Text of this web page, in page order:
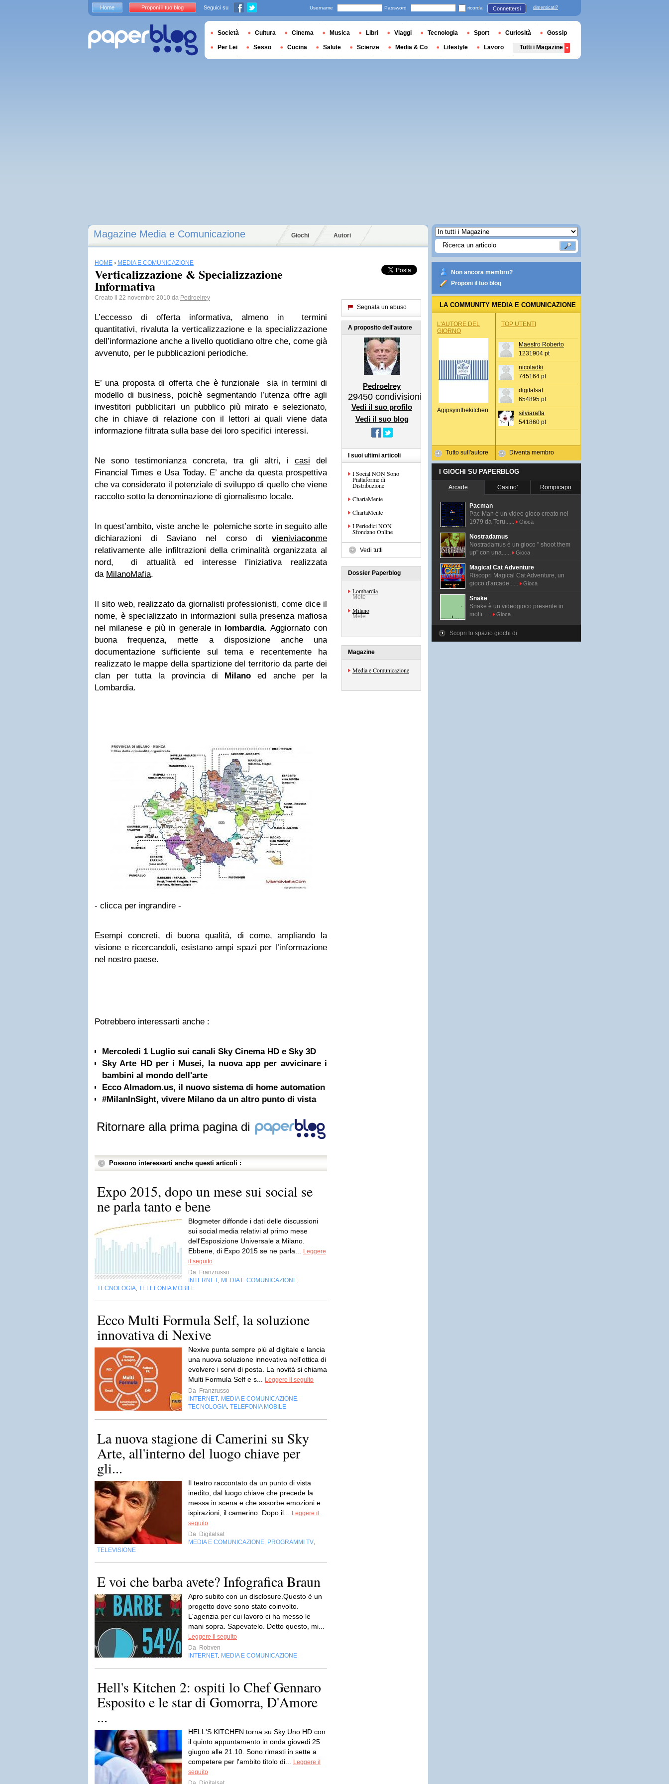
Magazine Media e Comunicazione Giochi Autori
HOME › MEDIA E COMUNICAZIONE
Verticalizzazione & Specializzazione
Informativa
Creato il 22 novembre 2010 da Pedroelrey
L’eccesso di offerta informativa, almeno in termini
quantitativi, rivaluta la verticalizzazione e la specializzazione
dell’informazione anche a livello quotidiano oltre che, come già
avvenuto, per le pubblicazioni periodiche.
E’ una proposta di offerta che è funzionale sia in termini di
modello di business, poichè segmentando l’utenza offre agli
investitori pubblicitari un pubblico più mirato e selezionato,
che in chiave di relazione con il lettori ai quali viene data
informazione filtrata sulla base dei loro specifici interessi.
Ne sono testimonianza concreta, tra gli altri, i casi del
Financial Times e Usa Today. E’ anche da questa prospettiva
che va considerato il potenziale di sviluppo di quello che viene
raccolto sotto la denominazione di giornalismo locale.
In quest’ambito, viste anche le polemiche sorte in seguito alle
dichiarazioni di Saviano nel corso di vieniviaconme
relativamente alle infiltrazioni della criminalità organizzata al
nord, di attualità ed interesse l’iniziativa realizzata
da MilanoMafia.
Il sito web, realizzato da giornalisti professionisti, come dice il
nome, è specializzato in informazioni sulla presenza mafiosa
nel milanese e più in generale in lombardia. Aggiornato con
buona frequenza, mette a disposizione anche una
documentazione sufficiente sul tema e recentemente ha
realizzato le mappe della spartizione del territorio da parte dei
clan per tutta la provincia di Milano ed anche per la
Lombardia.
- clicca per ingrandire -
Esempi concreti, di buona qualità, di come, ampliando la
visione e ricercandoli, esistano ampi spazi per l’informazione
nel nostro paese.
Potrebbero interessarti anche :
Mercoledi 1 Luglio sui canali Sky Cinema HD e Sky 3D
Sky Arte HD per i Musei, la nuova app per avvicinare i
bambini al mondo dell'arte
Ecco Almadom.us, il nuovo sistema di home automation
#MilanInSight, vivere Milano da un altro punto di vista
Ritornare alla prima pagina di
Possono interessarti anche questi articoli :
Expo 2015, dopo un mese sui social se
ne parla tanto e bene
Blogmeter diffonde i dati delle discussioni
sui social media relativi al primo mese
dell'Esposizione Universale a Milano.
Ebbene, di Expo 2015 se ne parla...
Leggere
il seguito
Da Franzrusso
INTERNET MEDIA E COMUNICAZIONE
TECNOLOGIA TELEFONIA MOBILE
Ecco Multi Formula Self, la soluzione
innovativa di Nexive
Nexive punta sempre più al digitale e lancia
una nuova soluzione innovativa nell'ottica di
evolvere i servi di posta. La novità si chiama
Multi Formula Self e s...
Leggere il seguito
Da Franzrusso
INTERNET MEDIA E COMUNICAZIONE
TECNOLOGIA TELEFONIA MOBILE
La nuova stagione di Camerini su Sky
Arte, all'interno del luogo chiave per
gli...
Il teatro raccontato da un punto di vista
inedito, dal luogo chiave che precede la
messa in scena e che assorbe emozioni e
ispirazioni, il camerino. Dopo il...
Leggere il
seguito
Da Digitalsat
MEDIA E COMUNICAZIONE PROGRAMMI TV
TELEVISIONE
E voi che barba avete? Infografica Braun
Apro subito con un disclosure.Questo è un
progetto dove sono stato coinvolto.
L'agenzia per cui lavoro ci ha messo le
mani sopra. Sapevatelo. Detto questo, mi...
Leggere il seguito
Da Robven
INTERNET MEDIA E COMUNICAZIONE
Hell's Kitchen 2: ospiti lo Chef Gennaro
Esposito e le star di Gomorra, D'Amore
...
HELL'S KITCHEN torna su Sky Uno HD con
il quinto appuntamento in onda giovedi 25
giugno alle 21.10. Sono rimasti in sette a
competere per l'ambito titolo di...
Leggere il
seguito
Segnala un abuso
A proposito dell'autore
Pedroelrey
29450 condivisioni
Vedi il suo profilo
Vedi il suo blog
I suoi ultimi articoli
I Social NON Sono
Piattaforme di
Distribuzione
ChartaMente
ChartaMente
I Periodici NON
Sfondano Online
Vedi tutti
Dossier Paperblog
Lombardia
Mete
Milano
Mete
Magazine
Media e Comunicazione
Non ancora membro?
Proponi il tuo blog
LA COMMUNITY MEDIA E COMUNICAZIONE
L'AUTORE DEL
GIORNO
Agipsyinthekitchen
Tutto sull'autore
TOP UTENTI
Maestro Roberto
1231904 pt
nicoladki
745164 pt
digitalsat
654895 pt
silviaraffa
541860 pt
Diventa membro
I GIOCHI SU PAPERBLOG
Arcade Casino' Rompicapo
Pacman
Pac-Man é un video gioco creato nel
1979 da Toru......
Gioca
Nostradamus
Nostradamus è un gioco " shoot them
up" con una......
Gioca
Magical Cat Adventure
Riscopri Magical Cat Adventure, un
gioco d'arcade......
Gioca
Snake
Snake è un videogioco presente in
molti......
Gioca
Scopri lo spazio giochi di
Home Proponi il tuo blog Seguici su Username Password ricorda Connettersi dimenticati?
Società Cultura Cinema Musica Libri Viaggi Tecnologia Sport Curiosità Gossip
Per Lei Sesso Cucina Salute Scienze Media & Co Lifestyle Lavoro Tutti i Magazine